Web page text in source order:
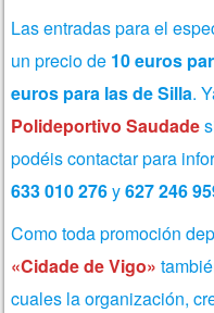
Las entradas para el
un precio de 10 euros
euros para las de Silla.
Polideportivo Saudade
podéis contactar para
633 010 276y627 246
Como toda promoción
«Cidade de Vigo»
cuales la organización,